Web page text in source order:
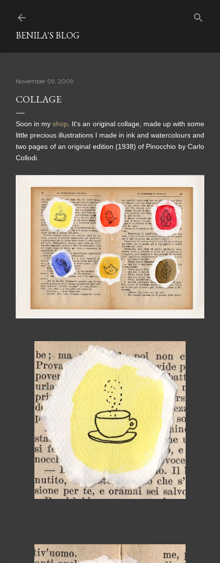
BENILA'S BLOG
November 09, 2009
COLLAGE
Soon in myshop . It's an original collage, made up with some
little precious illustrations I made in ink and watercolours and
two pages of an original edition (1938) of Pinocchio by Carlo
Collodi.